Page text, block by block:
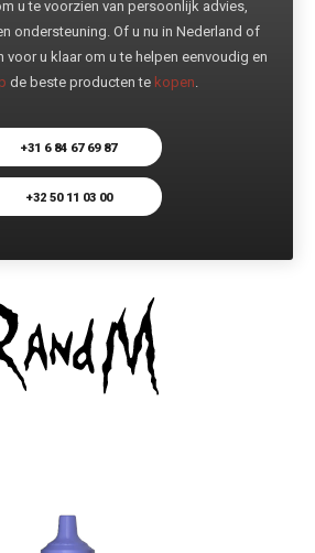
u te voorzien van persoonlijk advies,
ondersteuning. Of u nu in Nederland of
voor u klaar om u te helpen eenvoudig en
de beste producten te kopen.
+31 6 84 67 69 87
+32 50 11 03 00